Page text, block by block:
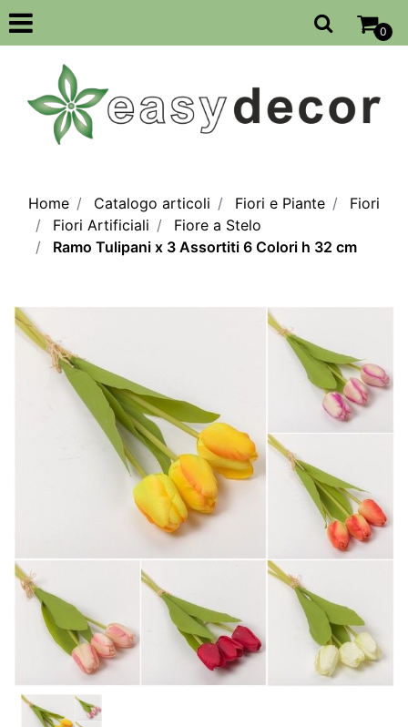
Open
0
Home Catalogo articoli Fiori e Piante
Fiori
Fiori Artificiali
Fiore a Stelo
Ramo Tulipani x 3 Assortiti 6 Colori h 32 cm